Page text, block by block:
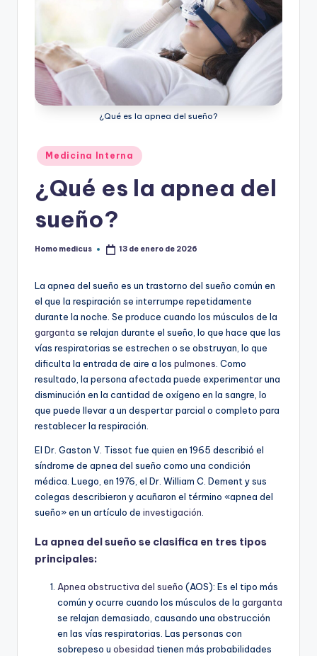
¿Qué es la apnea del sueño?
Publicado
en
Medicina Interna
¿Qué es la apnea del
sueño?
Publicado
Homo medicus 13 de enero de 2026
La apnea del sueño es un trastorno del sueño común en
el que la respiración se interrumpe repetidamente
durante la noche. Se produce cuando los músculos de la
garganta se relajan durante el sueño, lo que hace que las
vías respiratorias se estrechen o se obstruyan, lo que
dificulta la entrada de aire a los pulmones . Como
resultado, la persona afectada puede experimentar una
disminución en la cantidad de oxígeno en la sangre, lo
que puede llevar a un despertar parcial o completo para
restablecer la respiración.
El Dr. Gaston V. Tissot fue quien en 1965 describió el
síndrome de apnea del sueño como una condición
médica. Luego, en 1976, el Dr. William C. Dement y sus
colegas describieron y acuñaron el término «apnea del
sueño» en un artículo de investigación
La apnea del sueño se clasifica en tres tipos
principales:
Apnea obstructiva del sueño (AOS): Es el tipo más
común y ocurre cuando los músculos de la garganta
se relajan demasiado, causando una obstrucción
en las vías respiratorias. Las personas con
sobrepeso u obesidad tienen más probabilidades